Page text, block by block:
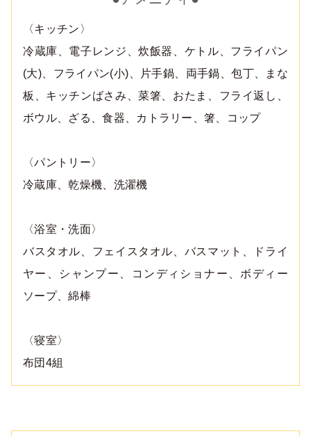
〈キッチン〉
冷蔵庫、電子レンジ、炊飯器、ケトル、フライパン
(大)、フライパン(小)、片手鍋、両手鍋、包丁、まな
板、キッチンばさみ、菜箸、おたま、フライ返し、
ボウル、ざる、食器、カトラリー、箸、コップ
〈パントリー〉
冷蔵庫、乾燥機、洗濯機
〈浴室・洗面〉
バスタオル、フェイスタオル、バスマット、ドライ
ヤー、シャンプー、コンディショナー、ボディー
ソープ、綿棒
〈寝室〉
布団4組